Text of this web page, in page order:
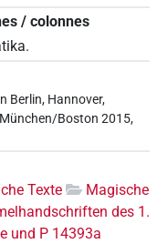
/ colonnes
Berlin, Hannover,
Boston 2015,
Texte
Magische
des 1.
und P 14393a